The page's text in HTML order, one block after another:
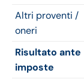
Altri proventi /
oneri
Risultato ante
imposte